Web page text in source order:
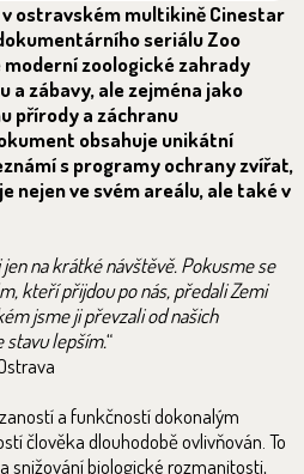
ostravském multikině Cinestar
seriálu Zoo
zoologické zahrady
a zábavy, ale zejména jako
přírody a záchranu
obsahuje unikátní
s programy ochrany zvířat,
nejen ve svém areálu, ale také v
jen na krátké návštěvě. Pokusme se
kteří přijdou po nás, předali Zemi
jsme ji převzali od našich
stavu lepším.“
a funkčností dokonalým
člověka dlouhodobě ovlivňován. To
snižování biologické rozmanitosti,